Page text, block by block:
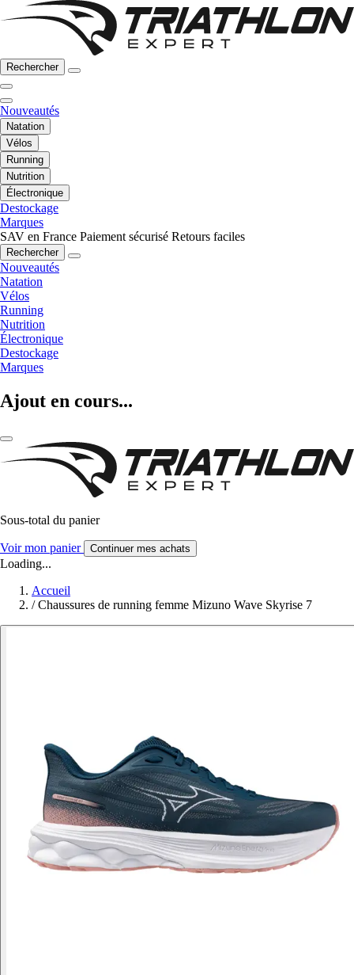
Rechercher
Nouveautés
Natation
Vélos
Running
Nutrition
Électronique
Destockage
Marques
SAV en France Paiement sécurisé Retours faciles
Rechercher
Nouveautés
Natation
Vélos
Running
Nutrition
Électronique
Destockage
Marques
Ajout en cours...
Sous-total du panier
Voir mon panier Continuer mes achats
Loading...
Accueil
/ Chaussures de running femme Mizuno Wave Skyrise 7